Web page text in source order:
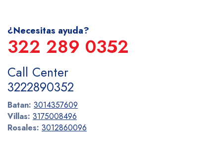
¿Necesitas ayuda?
322 289 0352
Call Center
3222890352
Batan: 3014357609
Villas: 3175008496
Rosales: 3012860096